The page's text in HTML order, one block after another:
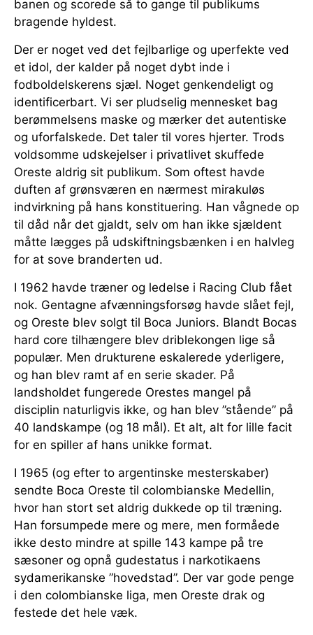
banen og scorede så to gange til publikums
bragende hyldest.
Der er noget ved det fejlbarlige og uperfekte ved
et idol, der kalder på noget dybt inde i
fodboldelskerens sjæl. Noget genkendeligt og
identificerbart. Vi ser pludselig mennesket bag
berømmelsens maske og mærker det autentiske
og uforfalskede. Det taler til vores hjerter. Trods
voldsomme udskejelser i privatlivet skuffede
Oreste aldrig sit publikum. Som oftest havde
duften af grønsværen en nærmest mirakuløs
indvirkning på hans konstituering. Han vågnede op
til dåd når det gjaldt, selv om han ikke sjældent
måtte lægges på udskiftningsbænken i en halvleg
for at sove branderten ud.
I 1962 havde træner og ledelse i Racing Club fået
nok. Gentagne afvænningsforsøg havde slået fejl,
og Oreste blev solgt til Boca Juniors. Blandt Bocas
hard core tilhængere blev driblekongen lige så
populær. Men drukturene eskalerede yderligere,
og han blev ramt af en serie skader. På
landsholdet fungerede Orestes mangel på
disciplin naturligvis ikke, og han blev ”stående” på
40 landskampe (og 18 mål). Et alt, alt for lille facit
for en spiller af hans unikke format.
I 1965 (og efter to argentinske mesterskaber)
sendte Boca Oreste til colombianske Medellin,
hvor han stort set aldrig dukkede op til træning.
Han forsumpede mere og mere, men formåede
ikke desto mindre at spille 143 kampe på tre
sæsoner og opnå gudestatus i narkotikaens
sydamerikanske ”hovedstad”. Der var gode penge
i den colombianske liga, men Oreste drak og
festede det hele væk.